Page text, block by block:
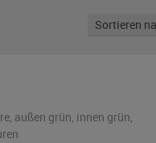
außen grün, innen grün,